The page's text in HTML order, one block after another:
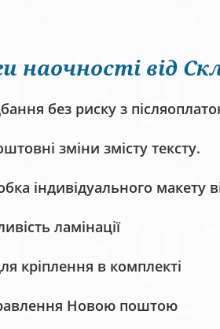
наочності від
без риску з
зміни змісту тексту.
індивідуального макету
ламінації
кріплення в комплекті
Новою поштою